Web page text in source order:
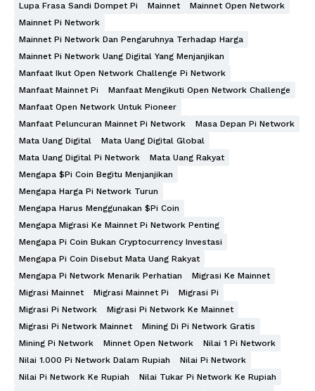
Lupa Frasa Sandi Dompet Pi
Mainnet
Mainnet Open Network
Mainnet Pi Network
Mainnet Pi Network Dan Pengaruhnya Terhadap Harga
Mainnet Pi Network Uang Digital Yang Menjanjikan
Manfaat Ikut Open Network Challenge Pi Network
Manfaat Mainnet Pi
Manfaat Mengikuti Open Network Challenge
Manfaat Open Network Untuk Pioneer
Manfaat Peluncuran Mainnet Pi Network
Masa Depan Pi Network
Mata Uang Digital
Mata Uang Digital Global
Mata Uang Digital Pi Network
Mata Uang Rakyat
Mengapa $Pi Coin Begitu Menjanjikan
Mengapa Harga Pi Network Turun
Mengapa Harus Menggunakan $Pi Coin
Mengapa Migrasi Ke Mainnet Pi Network Penting
Mengapa Pi Coin Bukan Cryptocurrency Investasi
Mengapa Pi Coin Disebut Mata Uang Rakyat
Mengapa Pi Network Menarik Perhatian
Migrasi Ke Mainnet
Migrasi Mainnet
Migrasi Mainnet Pi
Migrasi Pi
Migrasi Pi Network
Migrasi Pi Network Ke Mainnet
Migrasi Pi Network Mainnet
Mining Di Pi Network Gratis
Mining Pi Network
Minnet Open Network
Nilai 1 Pi Network
Nilai 1.000 Pi Network Dalam Rupiah
Nilai Pi Network
Nilai Pi Network Ke Rupiah
Nilai Tukar Pi Network Ke Rupiah